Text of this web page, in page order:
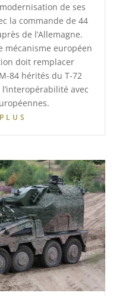
de ses
la commande de 44
de l’Allemagne.
mécanisme européen
doit remplacer
84 hérités du T-72
avec